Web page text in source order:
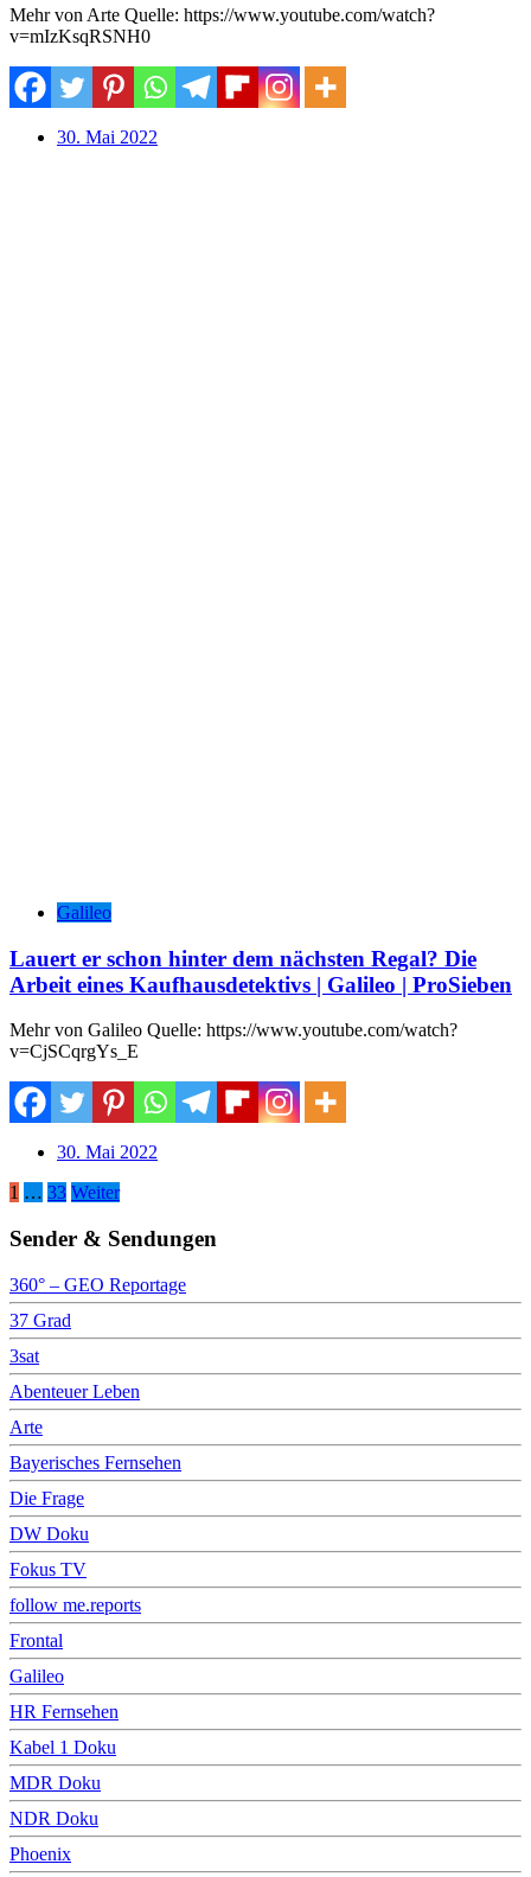
Mehr von Arte Quelle: https://www.youtube.com/watch?
v=mIzKsqRSNH0
30. Mai 2022
Galileo
Lauert er schon hinter dem nächsten Regal? Die
Arbeit eines Kaufhausdetektivs | Galileo | ProSieben
Mehr von Galileo Quelle: https://www.youtube.com/watch?
v=CjSCqrgYs_E
30. Mai 2022
Seitennummerierung
der
Beiträge
1 … 33 Weiter
Sender & Sendungen
360° – GEO Reportage
37 Grad
3sat
Abenteuer Leben
Arte
Bayerisches Fernsehen
Die Frage
DW Doku
Fokus TV
follow me.reports
Frontal
Galileo
HR Fernsehen
Kabel 1 Doku
MDR Doku
NDR Doku
Phoenix